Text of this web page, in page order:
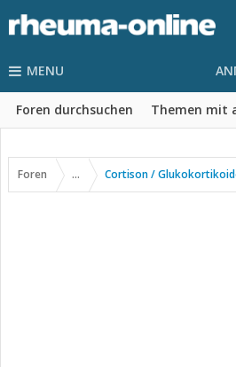
MENU
Foren durchsuchen Themen mit
Foren ... Cortison /